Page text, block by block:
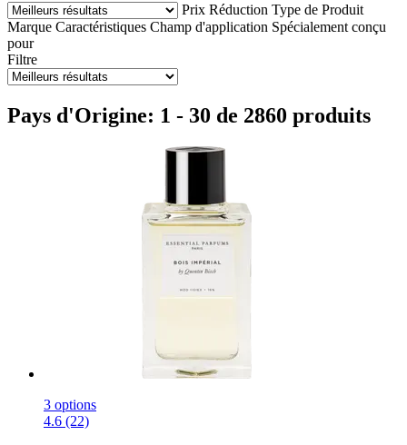
Prix Réduction Type de Produit
Marque Caractéristiques Champ d'application Spécialement conçu
pour
Filtre
Pays d'Origine: 1 - 30 de 2860 produits
3 options
4.6 (22)